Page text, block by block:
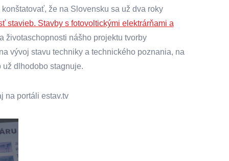
že na Slovensku sa už dva roky
stavieb. Stavby s fotovoltickými elektrárňami a
životaschopnosti nášho projektu tvorby
vývoj stavu techniky a technického poznania, na
dlhodobo stagnuje.
na portáli estav.tv